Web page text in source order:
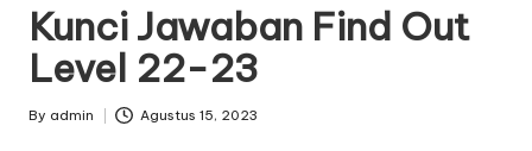
Kunci Jawaban Find Out
Level 22-23
Posted
By admin Agustus 15, 2023